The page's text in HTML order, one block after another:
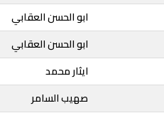
ابو الحسن العقابي
ابو الحسن العقابي
ايثار محمد
صهيب السامر